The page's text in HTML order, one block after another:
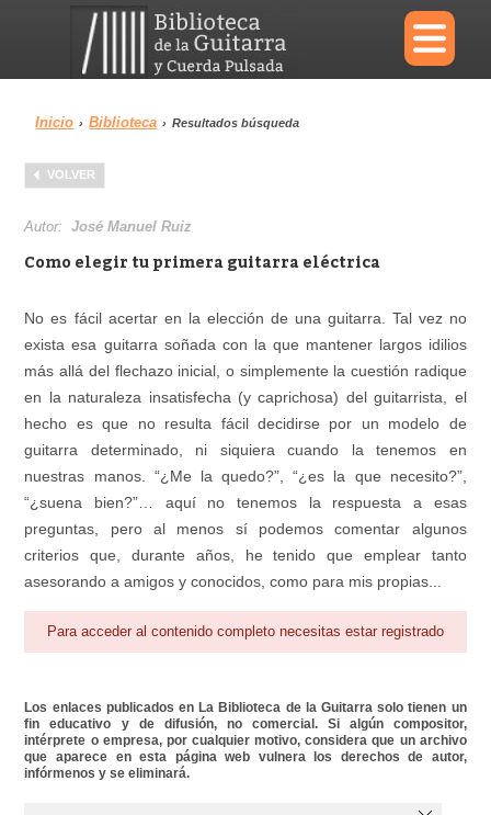
×
Menu
Biblioteca
Área personal Reproductor
Inicio › Biblioteca › Resultados búsqueda
VOLVER
Autor:José Manuel Ruiz
Como elegir tu primera guitarra eléctrica
No es fácil acertar en la elección de una guitarra. Tal vez no
exista esa guitarra soñada con la que mantener largos idilios
más allá del flechazo inicial, o simplemente la cuestión radique
en la naturaleza insatisfecha (y caprichosa) del guitarrista, el
hecho es que no resulta fácil decidirse por un modelo de
guitarra determinado, ni siquiera cuando la tenemos en
nuestras manos. “¿Me la quedo?”, “¿es la que necesito?”,
“¿suena bien?”… aquí no tenemos la respuesta a esas
preguntas, pero al menos sí podemos comentar algunos
criterios que, durante años, he tenido que emplear tanto
asesorando a amigos y conocidos, como para mis propias...
Para acceder al contenido completo necesitas estar registrado
Los enlaces publicados en La Biblioteca de la Guitarra solo tienen un
fin educativo y de difusión, no comercial. Si algún compositor,
intérprete o empresa, por cualquier motivo, considera que un archivo
que aparece en esta página web vulnera los derechos de autor,
infórmenos y se eliminará.